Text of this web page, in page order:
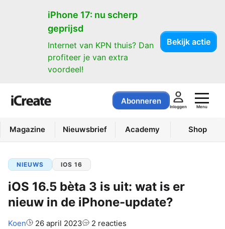
iPhone 17: nu scherp
geprijsd
Internet van KPN thuis? Dan
profiteer je van extra
voordeel!
Bekijk actie
Abonneren
Inloggen Menu
Magazine Nieuwsbrief Academy Shop
NIEUWS IOS 16
iOS 16.5 bèta 3 is uit: wat is er
nieuw in de iPhone-update?
Auteur:
Koen 26 april 2023 2 reacties